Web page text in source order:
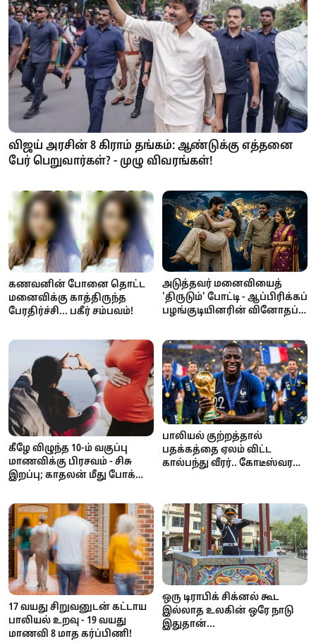
விஜய் அரசின் 8 கிராம் தங்கம்: ஆண்டுக்கு எத்தனை
பேர் பெறுவார்கள்? - முழு விவரங்கள்!
கணவனின் போனை தொட்ட
மனைவிக்கு காத்திருந்த
பேரதிர்ச்சி... பகீர் சம்பவம்!
அடுத்தவர் மனைவியைத்
'திருடும்' போட்டி - ஆப்பிரிக்கப்
பழங்குடியினரின் வினோதப்
கீழே விழுந்த 10-ம் வகுப்பு
மாணவிக்கு பிரசவம் - சிசு
இறப்பு; காதலன் மீது போக்சோ
பாலியல் குற்றத்தால்
பதக்கத்தை ஏலம் விட்ட
கால்பந்து வீரர்.. கோடீஸ்வரன்
17 வயது சிறுவனுடன் கட்டாய
பாலியல் உறவு - 19 வயது
மாணவி 8 மாத கர்ப்பிணி!
ஒரு டிராபிக் சிக்னல் கூட
இல்லாத உலகின் ஒரே நாடு
இதுதான்...